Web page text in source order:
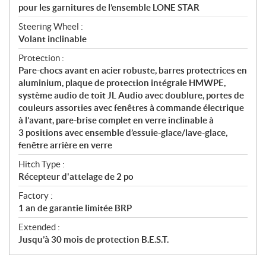
pour les garnitures de l’ensemble LONE STAR
Steering Wheel :
Volant inclinable
Protection :
Pare-chocs avant en acier robuste, barres protectrices en
aluminium, plaque de protection intégrale HMWPE,
système audio de toit JL Audio avec doublure, portes de
couleurs assorties avec fenêtres à commande électrique
à l’avant, pare-brise complet en verre inclinable à
3 positions avec ensemble d’essuie-glace/lave-glace,
fenêtre arrière en verre
Hitch Type :
Récepteur d'attelage de 2 po
Factory :
1 an de garantie limitée BRP
Extended :
Jusqu’à 30 mois de protection B.E.S.T.